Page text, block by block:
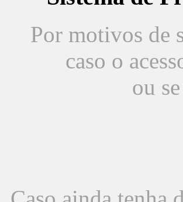
Por motivos de
caso o
ou